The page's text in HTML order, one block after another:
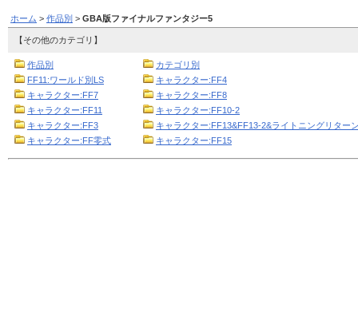
ホーム > 作品別 > GBA版ファイナルファンタジー5
【その他のカテゴリ】
作品別
カテゴリ別
FF11:ワールド別LS
キャラクター:FF4
キャラクター:FF7
キャラクター:FF8
キャラクター:FF11
キャラクター:FF10-2
キャラクター:FF3
キャラクター:FF13&FF13-2&ライトニングリター
キャラクター:FF零式
キャラクター:FF15